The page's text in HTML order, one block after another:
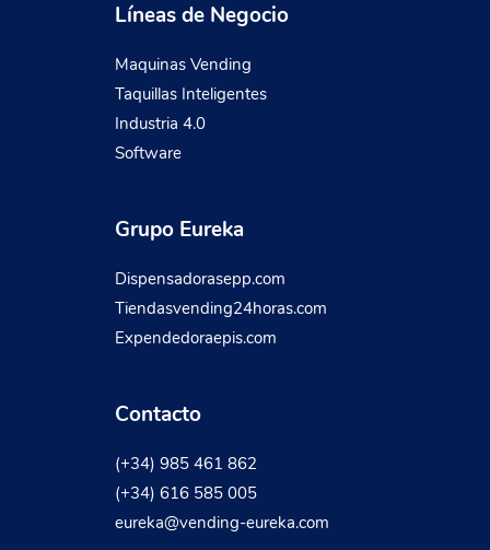
Líneas de Negocio
Maquinas Vending
Taquillas Inteligentes
Industria 4.0
Software
Grupo Eureka
Dispensadorasepp.com
Tiendasvending24horas.com
Expendedoraepis.com
Contacto
(+34) 985 461 862
(+34) 616 585 005
eureka@vending-eureka.com